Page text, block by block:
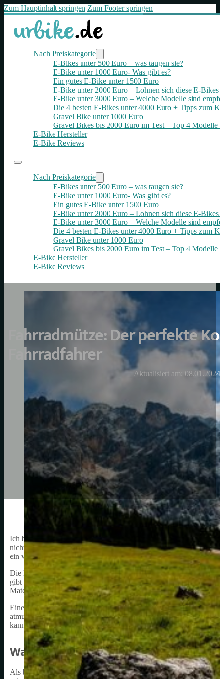
Zum Hauptinhalt springen Zum Footer springen
Nach Preiskategorie
E-Bikes unter 500 Euro – was taugen sie?
E-Bike unter 1000 Euro- Was gibt es?
Ein gutes E-Bike unter 1500 Euro
E-Bike unter 2000 Euro – Lohnen sich diese E-
E-Bike unter 3000 Euro – Welche Modelle sind
Die 4 besten E‑Bikes unter 4000 Euro + Tipps zum
Gravel Bike unter 1000 Euro
Gravel Bikes bis 2000 Euro im Test – Top 4 Modelle
E-Bike Hersteller
E-Bike Reviews
Nach Preiskategorie
E-Bikes unter 500 Euro – was taugen sie?
E-Bike unter 1000 Euro- Was gibt es?
Ein gutes E-Bike unter 1500 Euro
E-Bike unter 2000 Euro – Lohnen sich diese E-
E-Bike unter 3000 Euro – Welche Modelle sind
Die 4 besten E‑Bikes unter 4000 Euro + Tipps zum
Gravel Bike unter 1000 Euro
Gravel Bikes bis 2000 Euro im Test – Top 4 Modelle
E-Bike Hersteller
E-Bike Reviews
Fahrradmütze: Der perfekte
Fahrradfahrer
Aktualisiert am: 08.01.2024
Ich bin begeistert von meinem neuen Fahrrad und habe mich
nicht vernachlässigen wollte, war die Wahl der richtigen
ein wichtiger Schutz vor Kälte und Wind während der Fahrt.
Die Fahrradmütze ist ein unverzichtbares Kleidungsstück für jeden
gibt verschiedene Arten von Fahrradmützen, die für verschiedene
Material ist ideal für den Sommer, während eine dickere Mütze
Eine gute Fahrradmütze sollte eng anliegen und bequem sein,
atmungsaktivem Material hergestellt sein, damit Schweiß schnell
kann man das ganze Jahr über bequem und sicher radfahren.
Warum eine Fahrradmütze tragen?
Als begeisterter Radfahrer weiß ich, wie wichtig es ist, sich